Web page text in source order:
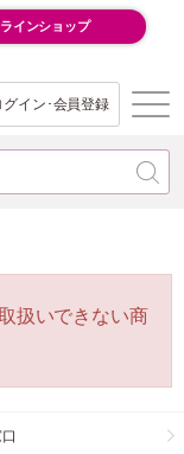
インショップ
グイン･会員登録
扱いできない商